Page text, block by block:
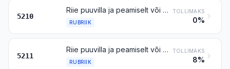
5210
Riie puuvilla ja peamiselt või üksnes keemiliste kiudude segust, puuvillasisaldusega alla 85 % massist, pindtihedusega kuni 200 g/m²
RUBRIIK
TOLLIMAKS
0%
5211
Riie puuvilla ja peamiselt või üksnes keemiliste kiudude segust, puuvillasisaldusega alla 85 % massist, pindtihedusega üle 200 g/m²
RUBRIIK
TOLLIMAKS
8%